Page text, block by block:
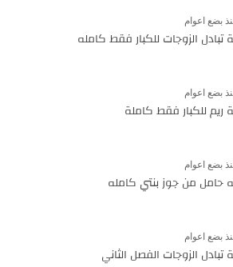
بضع اعوام
تبادل الزوجات للكبار فقط كامله
بضع اعوام
ريم للكبار فقط كاملة
بضع اعوام
حامل من جوز بنتي كامله
بضع اعوام
تبادل الزوجات الفصل الثاني